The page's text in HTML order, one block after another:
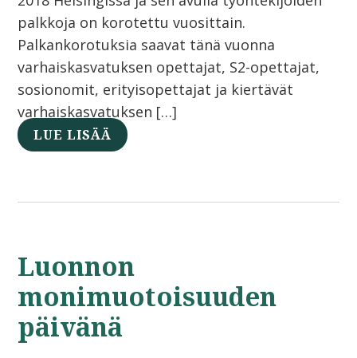
palkkoja on korotettu vuosittain.
Palkankorotuksia saavat tänä vuonna
varhaiskasvatuksen opettajat, S2-opettajat,
sosionomit, erityisopettajat ja kiertävät
varhaiskasvatuksen […]
LUE LISÄÄ
Luonnon
monimuotoisuuden
päivänä